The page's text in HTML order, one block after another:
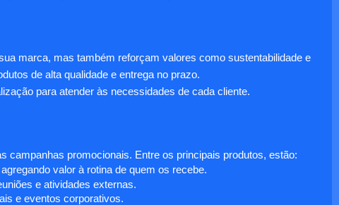
marca, mas também reforçam valores como sustentabilidade e
de alta qualidade e entrega no prazo.
para atender às necessidades de cada cliente.
campanhas promocionais. Entre os principais produtos, estão:
valor à rotina de quem os recebe.
e atividades externas.
e eventos corporativos.